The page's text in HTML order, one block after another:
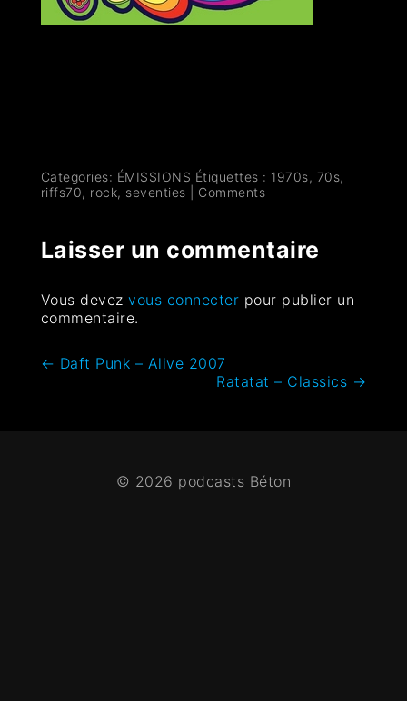
Categories: ÉMISSIONS Étiquettes : 1970s, 70s,
riffs70, rock, seventies Comments
Laisser un commentaire
Vous devezvous connecter pour publier un
commentaire.
← Daft Punk – Alive 2007
Ratatat – Classics →
© 2026 podcasts Béton